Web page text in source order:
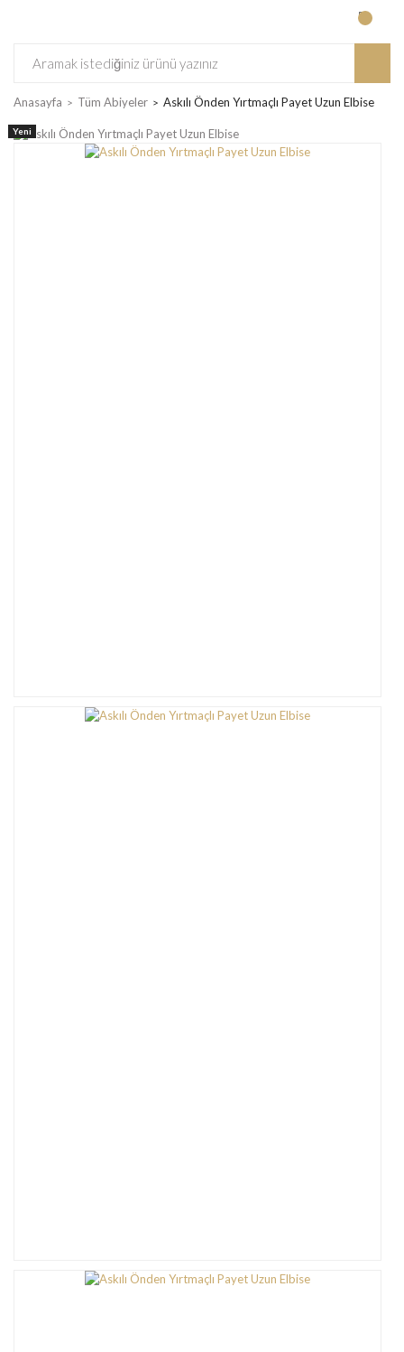
Anasayfa Tüm Abiyeler Askılı Önden Yırtmaçlı Payet Uzun Elbise
Yeni